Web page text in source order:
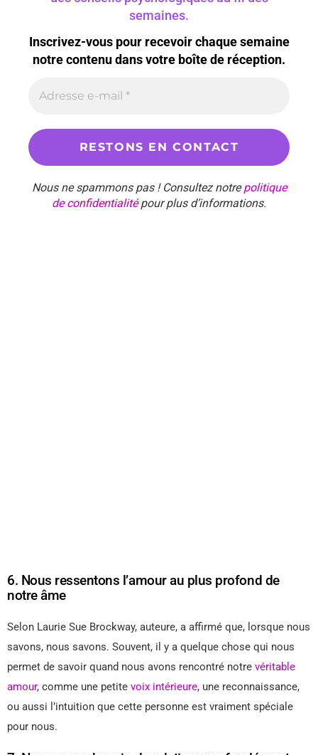
semaines.
Inscrivez-vous pour recevoir chaque semaine
notre contenu dans votre boîte de réception.
Nous ne spammons pas ! Consultez notrepolitique
de confidentialitépour plus d’informations.
6. Nous ressentons l’amour au plus profond de
notre âme
Selon Laurie Sue Brockway, auteure, a affirmé que, lorsque nous
savons, nous savons. Souvent, il y a quelque chose qui nous
permet de savoir quand nous avons rencontré notre véritable
amour, comme une petite voix intérieure, une reconnaissance,
ou aussi l’intuition que cette personne est vraiment spéciale
pour nous.